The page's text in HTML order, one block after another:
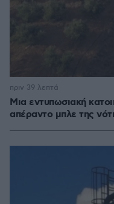
Μια εντυπωσιακή
απέραντο μπλε της
πριν 39 λεπτά